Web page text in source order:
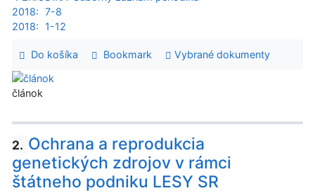
2018: 7-8
2018:
1-12
Do košíka Bookmark Vybrané dokumenty
článok
2. Ochrana a reprodukcia
genetických zdrojov v rámci
štátneho podniku LESY SR